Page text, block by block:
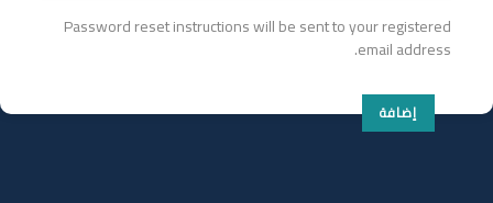
Password reset instructions will be sent to your registered
email address.